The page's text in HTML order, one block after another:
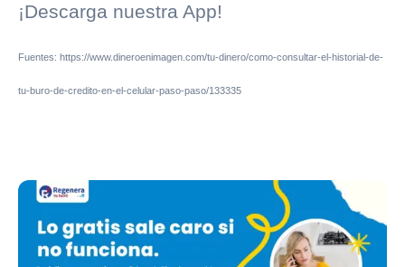
¡Descarga nuestra App!
Fuentes: https://www.dineroenimagen.com/tu-dinero/como-consultar-el-historial-de-
tu-buro-de-credito-en-el-celular-paso-paso/133335